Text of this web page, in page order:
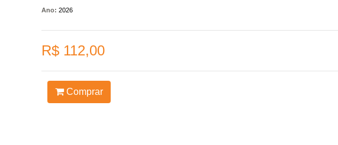
Ano: 2026
R$ 112,00
Comprar